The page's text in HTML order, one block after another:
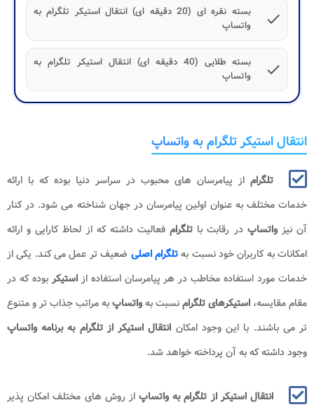
check
بسته نقره ای (20 دقیقه ای) انتقال استیکر تلگرام به
واتساپ
check
بسته طلایی (40 دقیقه ای) انتقال استیکر تلگرام به
واتساپ
انتقال استیکر تلگرام به واتساپ
تلگرام از پیامرسان های محبوب در سراسر دنیا بوده که با ارائه
خدمات مختلف به عنوان اولین پیامرسان در جهان شناخته می شود. در کنار
آن نیزواتساپدر رقابت با تلگرام فعالیت داشته که از لحاظ کارایی و ارائه
امکانات به کاربران خود نسبت بهتلگرام اصلی ضعیف تر عمل می کند. یکی از
خدمات مورد استفاده مخاطب در هر پیامرسان استفاده ازاستیکربوده که در
مقام مقایسه، استیکرهای تلگرامنسبت بهواتساپبه مراتب جذاب تر و متنوع
تر می باشند. با این وجود امکان انتقال استیکر از تلگرام به برنامه واتساپ
وجود داشته که به آن پرداخته خواهد شد.
انتقال استیکر از تلگرام به واتساپاز روش های مختلف امکان پذیر